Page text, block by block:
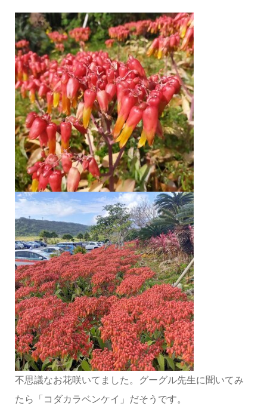
不思議なお花咲いてました。グーグル先生に聞いてみ
たら「コダカラベンケイ」だそうです。